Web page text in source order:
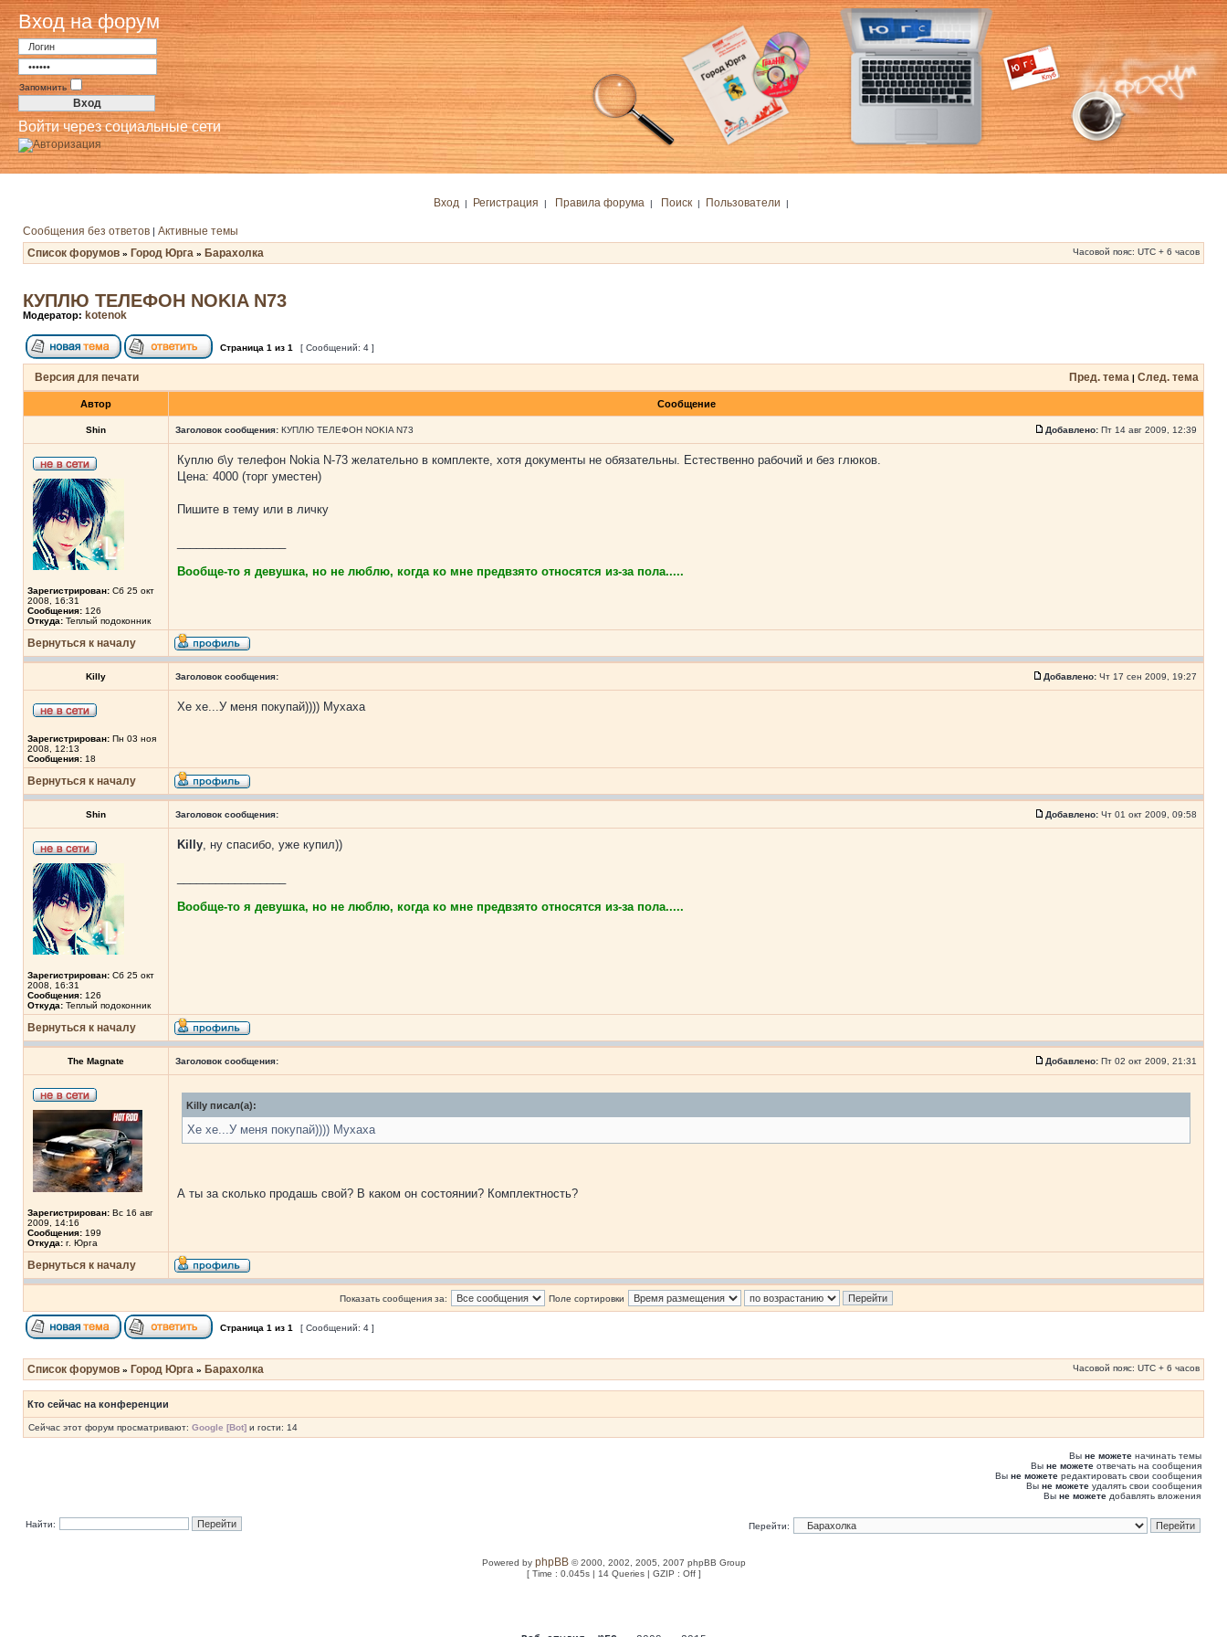
Вход на форум
Запомнить
Войти через социальные сети
Вход | Регистрация | Правила форума | Поиск| Пользователи |
Сообщения без ответов | Активные темы
Список форумов » Город Юрга » Барахолка Часовой пояс: UTC + 6 часов
КУПЛЮ ТЕЛЕФОН NOKIA N73
Модератор: kotenok
Страница 1 из 1 [ Сообщений: 4 ]
Версия для печати Пред. тема | След. тема
Автор Сообщение
Shin Заголовок сообщения: КУПЛЮ ТЕЛЕФОН NOKIA N73 Добавлено: Пт 14 авг 2009, 12:39
Зарегистрирован: Сб 25 окт
2008, 16:31
Сообщения: 126
Откуда: Теплый подоконник
Куплю б\у телефон Nokia N-73 желательно в комплекте, хотя документы не обязательны. Естественно рабочий и без глюков.
Цена: 4000 (торг уместен)
Пишите в тему или в личку
Вообще-то я девушка, но не люблю, когда ко мне предвзято относятся из-за пола.....
Вернуться к началу
Killy Заголовок сообщения: Добавлено: Чт 17 сен 2009, 19:27
Зарегистрирован: Пн 03 ноя
2008, 12:13
Сообщения: 18
Хе хе...У меня покупай)))) Мухаха
Вернуться к началу
Shin Заголовок сообщения: Добавлено: Чт 01 окт 2009, 09:58
Зарегистрирован: Сб 25 окт
2008, 16:31
Сообщения: 126
Откуда: Теплый подоконник
Killy, ну спасибо, уже купил))
Вообще-то я девушка, но не люблю, когда ко мне предвзято относятся из-за пола.....
Вернуться к началу
The Magnate Заголовок сообщения: Добавлено: Пт 02 окт 2009, 21:31
Зарегистрирован: Вс 16 авг
2009, 14:16
Сообщения: 199
Откуда: г. Юрга
Killy писал(а):
Хе хе...У меня покупай)))) Мухаха
А ты за сколько продашь свой? В каком он состоянии? Комплектность?
Вернуться к началу
Показать сообщения за: Поле сортировки
Страница 1 из 1 [ Сообщений: 4 ]
Список форумов » Город Юрга » Барахолка Часовой пояс: UTC + 6 часов
Кто сейчас на конференции
Сейчас этот форум просматривают: Google [Bot] и гости: 14
Вы не можете начинать темы
Вы не можете отвечать на сообщения
Вы не можете редактировать свои сообщения
Вы не можете удалять свои сообщения
Вы не можете добавлять вложения
Найти: Перейти:
Powered by phpBB© 2000, 2002, 2005, 2007 phpBB Group
[ Time : 0.045s | 14 Queries | GZIP : Off ]